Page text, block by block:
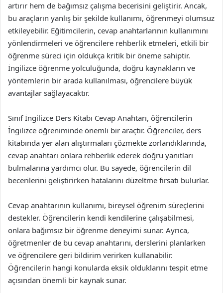
artırır hem de bağımsız çalışma becerisini geliştirir. Ancak,
bu araçların yanlış bir şekilde kullanımı, öğrenmeyi olumsuz
etkileyebilir. Eğitimcilerin, cevap anahtarlarının kullanımını
yönlendirmeleri ve öğrencilere rehberlik etmeleri, etkili bir
öğrenme süreci için oldukça kritik bir öneme sahiptir.
İngilizce öğrenme yolculuğunda, doğru kaynakların ve
yöntemlerin bir arada kullanılması, öğrencilere büyük
avantajlar sağlayacaktır.
Sınıf İngilizce Ders Kitabı Cevap Anahtarı, öğrencilerin
İngilizce öğreniminde önemli bir araçtır. Öğrenciler, ders
kitabında yer alan alıştırmaları çözmekte zorlandıklarında,
cevap anahtarı onlara rehberlik ederek doğru yanıtları
bulmalarına yardımcı olur. Bu sayede, öğrencilerin dil
becerilerini geliştirirken hatalarını düzeltme fırsatı bulurlar.
Cevap anahtarının kullanımı, bireysel öğrenim süreçlerini
destekler. Öğrencilerin kendi kendilerine çalışabilmesi,
onlara bağımsız bir öğrenme deneyimi sunar. Ayrıca,
öğretmenler de bu cevap anahtarını, derslerini planlarken
ve öğrencilere geri bildirim verirken kullanabilir.
Öğrencilerin hangi konularda eksik olduklarını tespit etme
açısından önemli bir kaynak sunar.